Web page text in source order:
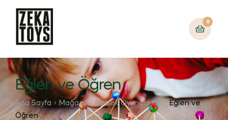
0
Eğlen ve Öğren
Ana Sayfa Mağaza Bebek Oyuncakları
Eğlen ve
Öğren